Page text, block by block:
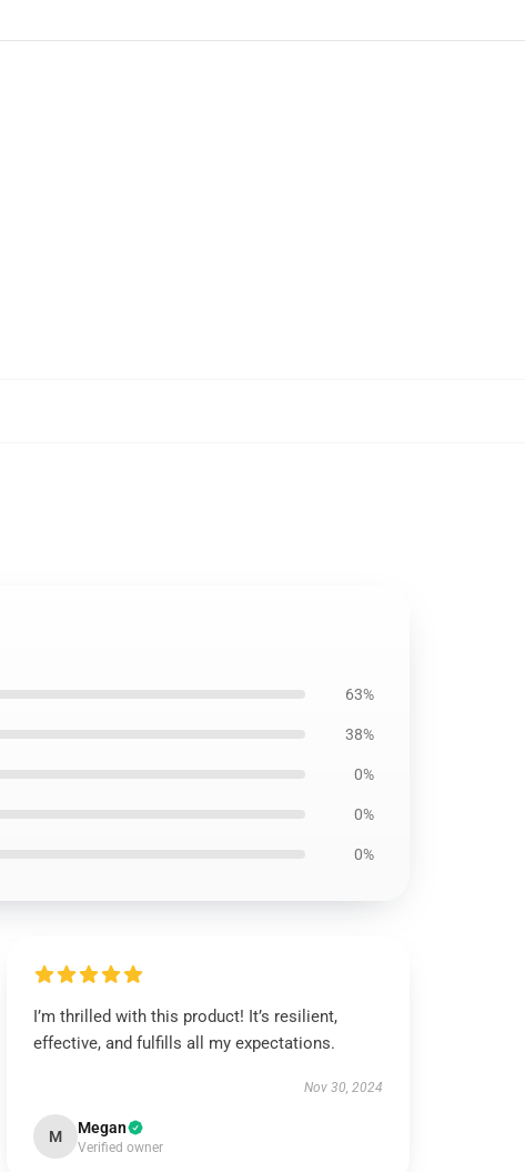
63%
38%
0%
0%
0%
I’m thrilled with this product! It’s resilient,
effective, and fulfills all my expectations.
Nov 30, 2024
M Megan
Verified owner